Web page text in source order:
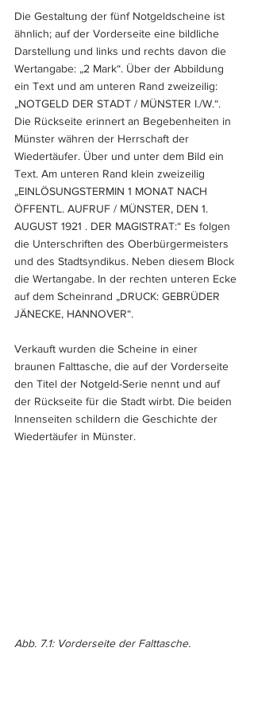
Die Gestaltung der fünf Notgeldscheine ist
ähnlich; auf der Vorderseite eine bildliche
Darstellung und links und rechts davon die
Wertangabe: „2 Mark“. Über der Abbildung
ein Text und am unteren Rand zweizeilig:
„NOTGELD DER STADT / MÜNSTER I./W.“.
Die Rückseite erinnert an Begebenheiten in
Münster währen der Herrschaft der
Wiedertäufer. Über und unter dem Bild ein
Text. Am unteren Rand klein zweizeilig
„EINLÖSUNGSTERMIN 1 MONAT NACH
ÖFFENTL. AUFRUF / MÜNSTER, DEN 1.
AUGUST 1921 . DER MAGISTRAT:“ Es folgen
die Unterschriften des Oberbürgermeisters
und des Stadtsyndikus. Neben diesem Block
die Wertangabe. In der rechten unteren Ecke
auf dem Scheinrand „DRUCK: GEBRÜDER
JÄNECKE, HANNOVER“.
Verkauft wurden die Scheine in einer
braunen Falttasche, die auf der Vorderseite
den Titel der Notgeld-Serie nennt und auf
der Rückseite für die Stadt wirbt. Die beiden
Innenseiten schildern die Geschichte der
Wiedertäufer in Münster.
Abb. 7.1: Vorderseite der Falttasche.